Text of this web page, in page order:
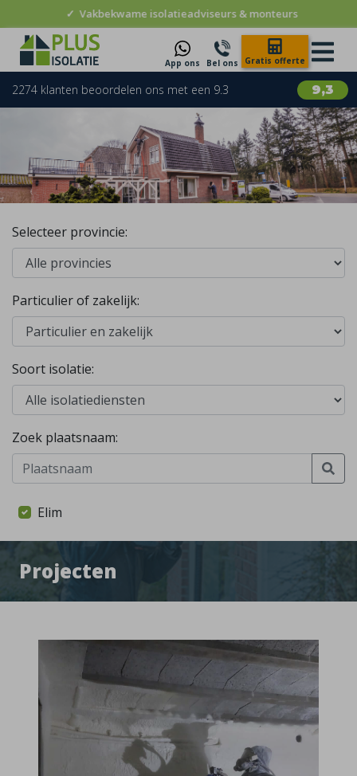
✓ Vakbekwame isolatieadviseurs & monteurs
App ons Bel ons Gratis offerte
9,3
2274 klanten beoordelen ons met een 9.3
Selecteer provincie:
Particulier of zakelijk:
Soort isolatie:
Zoek plaatsnaam:
Elim
Projecten